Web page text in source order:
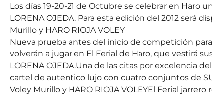
Los días 19-20-21 de Octubre se celebrar en Haro
LORENA OJEDA. Para esta edición del 2012 será
Murillo y HARO RIOJA VOLEY
Nueva prueba antes del inicio de competición para
volverán a jugar en El Ferial de Haro, que vestirá
LORENA OJEDA.Una de las citas por excelencia
cartel de autentico lujo con cuatro conjuntos de
Voley Murillo y HARO RIOJA VOLEYEl Ferial